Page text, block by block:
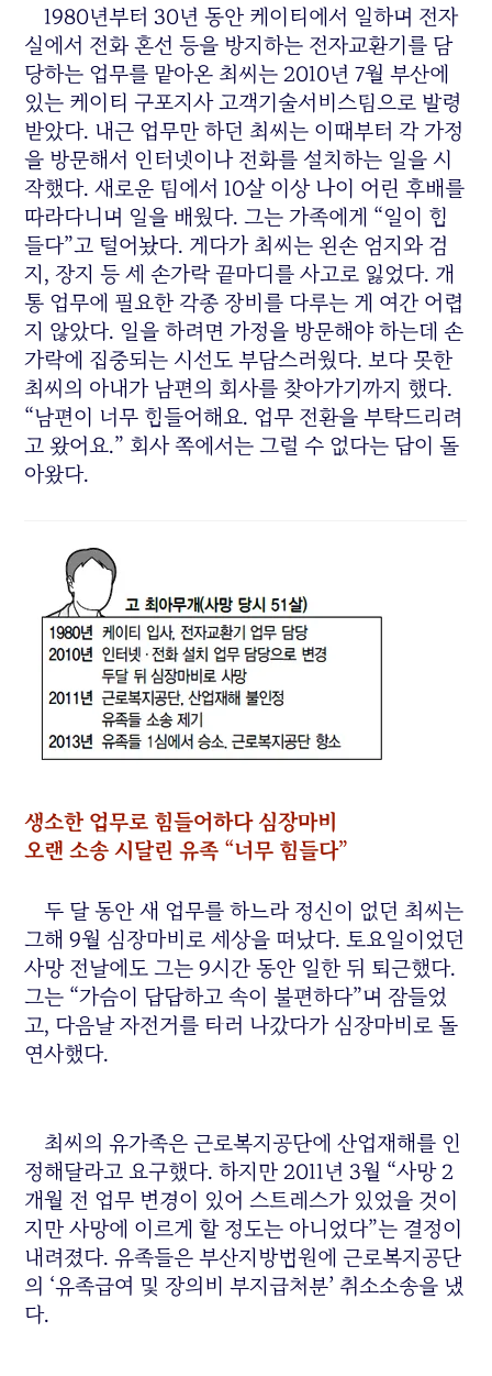
1980년부터 30년 동안 케이티에서 일하며 전자
실에서 전화 혼선 등을 방지하는 전자교환기를 담
당하는 업무를 맡아온 최씨는 2010년 7월 부산에
있는 케이티 구포지사 고객기술서비스팀으로 발령
받았다. 내근 업무만 하던 최씨는 이때부터 각 가정
을 방문해서 인터넷이나 전화를 설치하는 일을 시
작했다. 새로운 팀에서 10살 이상 나이 어린 후배를
따라다니며 일을 배웠다. 그는 가족에게 “일이 힘
들다”고 털어놨다. 게다가 최씨는 왼손 엄지와 검
지, 장지 등 세 손가락 끝마디를 사고로 잃었다. 개
통 업무에 필요한 각종 장비를 다루는 게 여간 어렵
지 않았다. 일을 하려면 가정을 방문해야 하는데 손
가락에 집중되는 시선도 부담스러웠다. 보다 못한
최씨의 아내가 남편의 회사를 찾아가기까지 했다.
“남편이 너무 힘들어해요. 업무 전환을 부탁드리려
고 왔어요.” 회사 쪽에서는 그럴 수 없다는 답이 돌
아왔다.
생소한 업무로 힘들어하다 심장마비
오랜 소송 시달린 유족 “너무 힘들다”
두 달 동안 새 업무를 하느라 정신이 없던 최씨는
그해 9월 심장마비로 세상을 떠났다. 토요일이었던
사망 전날에도 그는 9시간 동안 일한 뒤 퇴근했다.
그는 “가슴이 답답하고 속이 불편하다”며 잠들었
고, 다음날 자전거를 타러 나갔다가 심장마비로 돌
연사했다.
최씨의 유가족은 근로복지공단에 산업재해를 인
정해달라고 요구했다. 하지만 2011년 3월 “사망 2
개월 전 업무 변경이 있어 스트레스가 있었을 것이
지만 사망에 이르게 할 정도는 아니었다”는 결정이
내려졌다. 유족들은 부산지방법원에 근로복지공단
의 ‘유족급여 및 장의비 부지급처분’ 취소소송을 냈
다.